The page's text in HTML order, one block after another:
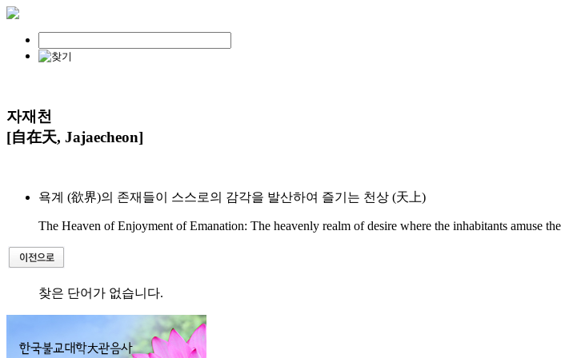
자재천
[自在天, Jajaecheon]
욕계 (欲界)의 존재들이 스스로의 감각을 발산하여 즐기는 천상 (天上)
The Heaven of Enjoyment of Emanation: The heavenly realm of desire where the inhabitants amuse
찾은 단어가 없습니다.